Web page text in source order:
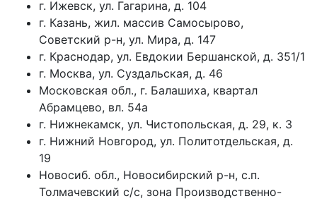
г. Ижевск, ул. Гагарина, д. 104
г. Казань, жил. массив Самосырово,
Советский р-н, ул. Мира, д. 147
г. Краснодар, ул. Евдокии Бершанской, д. 351/1
г. Москва, ул. Суздальская, д. 46
Московская обл., г. Балашиха, квартал
Абрамцево, вл. 54а
г. Нижнекамск, ул. Чистопольская, д. 29, к. 3
г. Нижний Новгород, ул. Политотдельская, д.
19
Новосиб. обл., Новосибирский р-н, с.п.
Толмачевский с/с, зона Производственно-